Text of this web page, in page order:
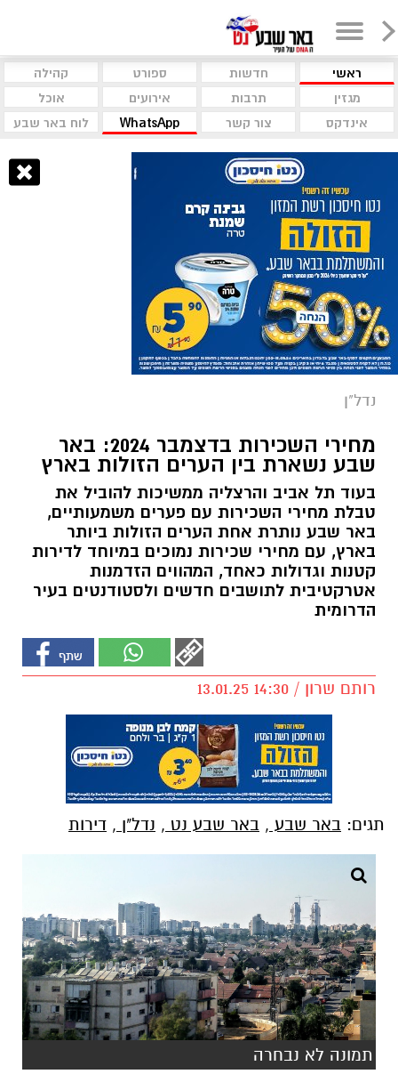
ראשי חדשות ספורט
קהילה
מגזין
תרבות אירועים
אוכל
אינדקס
צור קשר WhatsApp לוח באר שבע
נדל"ן
מחירי השכירות בדצמבר 2024: באר
שבע נשארת בין הערים הזולות בארץ
בעוד תל אביב והרצליה ממשיכות להוביל את
טבלת מחירי השכירות עם פערים משמעותיים,
באר שבע נותרת אחת הערים הזולות ביותר
בארץ, עם מחירי שכירות נמוכים במיוחד לדירות
קטנות וגדולות כאחד, המהווים הזדמנות
אטרקטיבית לתושבים חדשים ולסטודנטים בעיר
הדרומית
רותם שרון / 14:30 13.01.25
תגים: באר שבע , באר שבע נט , נדל"ן , דירות
תמונה לא נבחרה